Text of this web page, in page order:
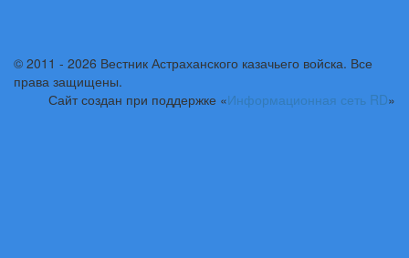
© 2011 - 2026 Вестник Астраханского казачьего войска. Все
права защищены.
Сайт создан при поддержке «Информационная сеть RD»